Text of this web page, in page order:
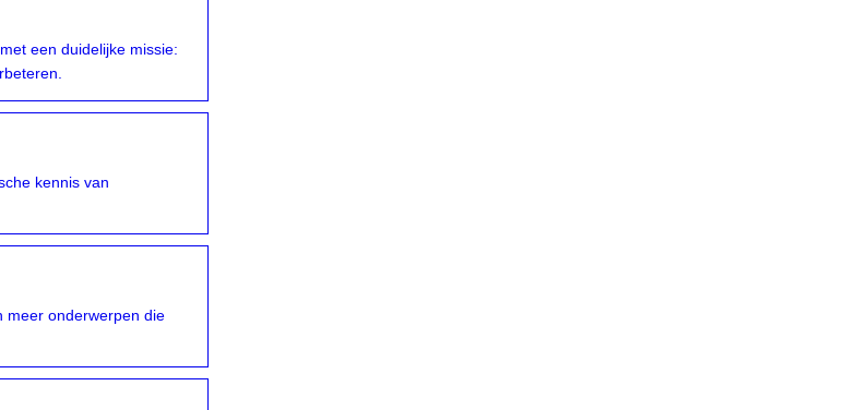
een duidelijke missie:
kennis van
meer onderwerpen die